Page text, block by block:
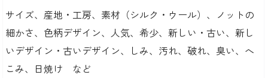
サイズ、産地・工房、素材（シルク・ウール）、ノットの
細かさ、色柄デザイン、人気、希少、新しい・古い、新し
いデザイン・古いデザイン、しみ、汚れ、破れ、臭い、へ
こみ、日焼け など